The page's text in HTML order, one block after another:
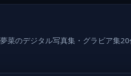
菜のデジタル写真集・グラビア集